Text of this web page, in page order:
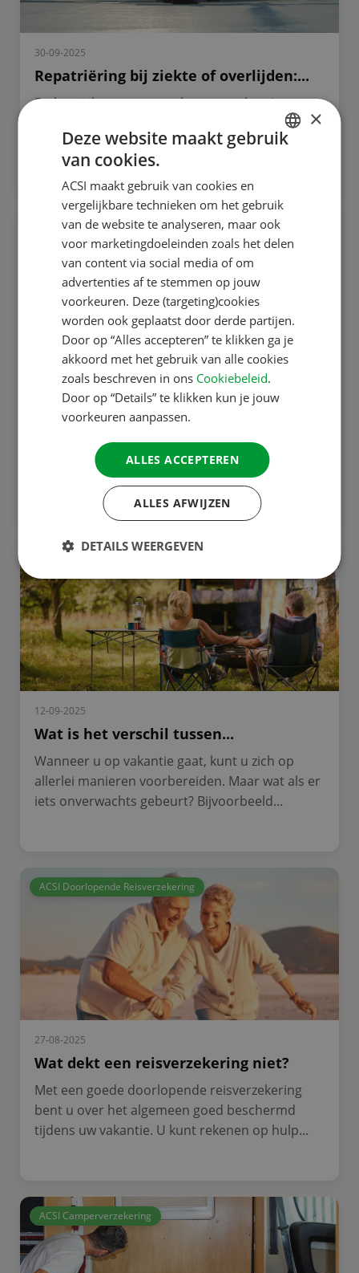
30-09-2025
Repatriëring bij ziekte of overlijden:...
Stelt u zich eens voor: u bent op vakantie, u
krijgt een ongeluk of wordt ernstig ziek, en u
moet...
ACSI Doorlopende Reisverzekering
22-09-2025
Wat is de invloed van...
waarschijnlijk niet direct aan reisadviezen van
het ministerie van Buitenlandse Zaken. Toch
12-09-2025
Wat is het verschil tussen...
Wanneer u op vakantie gaat, kunt u zich op
allerlei manieren voorbereiden. Maar wat als er
iets onverwachts gebeurt? Bijvoorbeeld...
ACSI Doorlopende Reisverzekering
27-08-2025
Wat dekt een reisverzekering niet?
Met een goede doorlopende reisverzekering
bent u over het algemeen goed beschermd
tijdens uw vakantie. U kunt rekenen op hulp...
ACSI Camperverzekering
FRENCH
GERMAN
SPANISH
SWEDISH
×
Deze website maakt gebruik
van cookies.
ACSI maakt gebruik van cookies en
vergelijkbare technieken om het gebruik
van de website te analyseren, maar ook
voor marketingdoeleinden zoals het delen
van content via social media of om
advertenties af te stemmen op jouw
voorkeuren. Deze (targeting)cookies
worden ook geplaatst door derde partijen.
Door op “Alles accepteren” te klikken ga je
akkoord met het gebruik van alle cookies
zoals beschreven in ons Cookiebeleid.
Door op “Details” te klikken kun je jouw
voorkeuren aanpassen.
ALLES ACCEPTEREN
ALLES AFWIJZEN
DETAILS WEERGEVEN